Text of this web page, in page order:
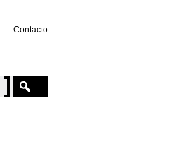
Contacto